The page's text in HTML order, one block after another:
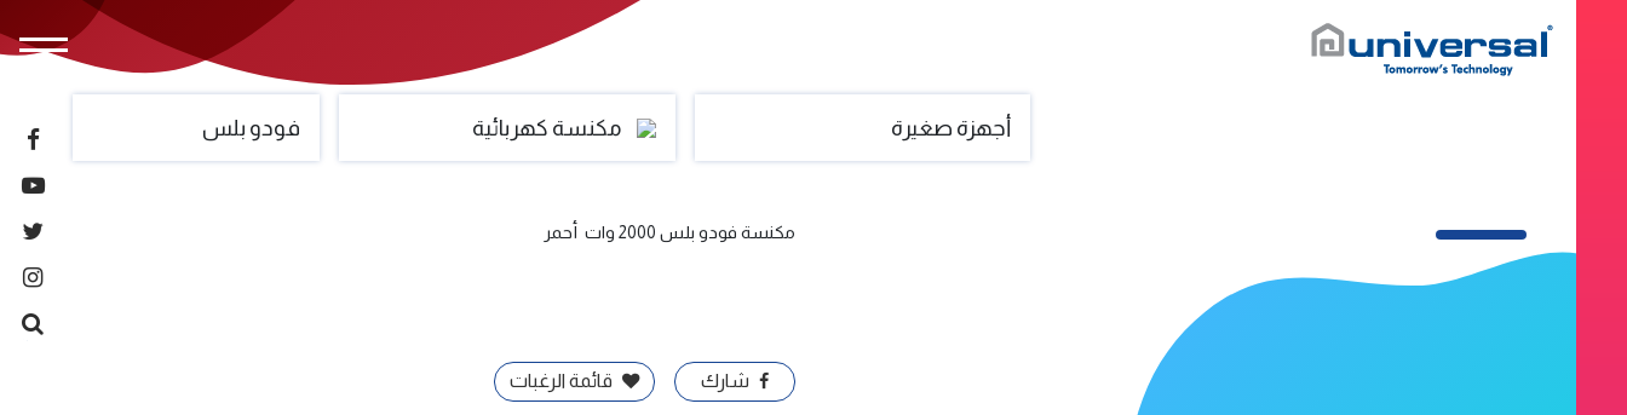
أجهزة صغيرة مكنسة كهربائية فودو بلس
مكنسة فودو بلس 2000 وات أحمر
شارك قائمة الرغبات